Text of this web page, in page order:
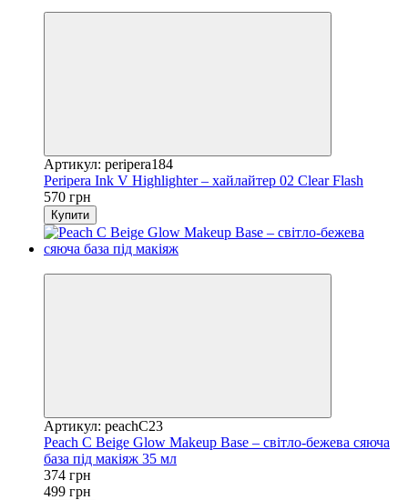
Артикул: peripera184
Peripera Ink V Highlighter – хайлайтер 02 Clear Flash
570 грн
Купити
Артикул: peachC23
Peach C Beige Glow Makeup Base – світло-бежева сяюча
база під макіяж 35 мл
374 грн
499 грн